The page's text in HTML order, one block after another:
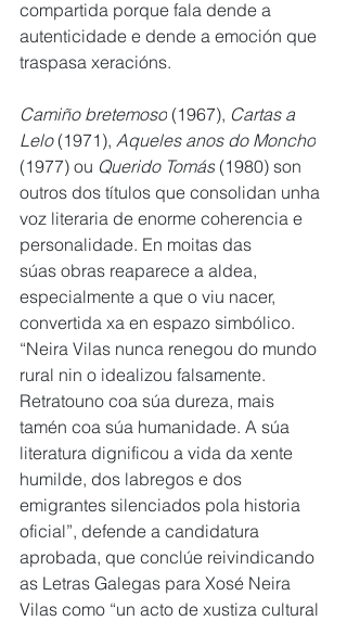
compartida porque fala dende a
autenticidade e dende a emoción que
traspasa xeracións.
Camiño bretemoso (1967), Cartas a
Lelo (1971), Aqueles anos do Moncho
(1977) ou Querido Tomás (1980) son
outros dos títulos que consolidan unha
voz literaria de enorme coherencia e
personalidade. En moitas das
súas obras reaparece a aldea,
especialmente a que o viu nacer,
convertida xa en espazo simbólico.
“Neira Vilas nunca renegou do mundo
rural nin o idealizou falsamente.
Retratouno coa súa dureza, mais
tamén coa súa humanidade. A súa
literatura dignificou a vida da xente
humilde, dos labregos e dos
emigrantes silenciados pola historia
oficial”, defende a candidatura
aprobada, que conclúe reivindicando
as Letras Galegas para Xosé Neira
Vilas como “un acto de xustiza cultural